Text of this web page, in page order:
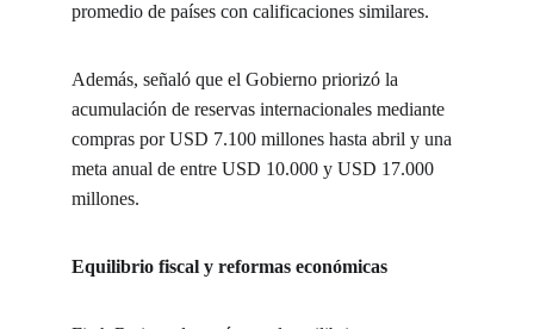
promedio de países con calificaciones similares.
Además, señaló que el Gobierno priorizó la
acumulación de reservas internacionales mediante
compras por USD 7.100 millones hasta abril y una
meta anual de entre USD 10.000 y USD 17.000
millones.
Equilibrio fiscal y reformas económicas